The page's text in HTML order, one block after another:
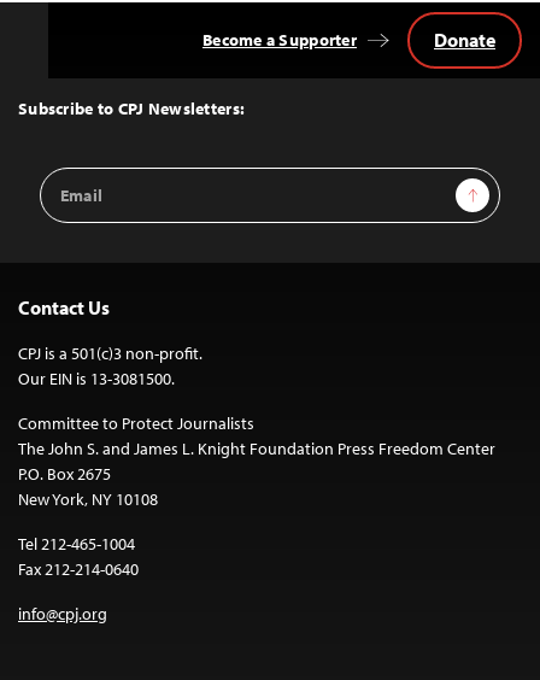
Top
Subscribe to CPJ Newsletters:
Email
Address
Sign Up
Become a Supporter Donate
Contact Us
CPJ is a 501(c)3 non-profit.
Our EIN is 13-3081500.
Committee to Protect Journalists
The John S. and James L. Knight Foundation Press Freedom Center
P.O. Box 2675
New York, NY 10108
Tel 212-465-1004
Fax 212-214-0640
info@cpj.org